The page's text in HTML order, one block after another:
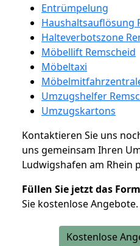
Entrümpelung
Haushaltsauflösung
Halteverbotszone
Möbellift Remscheid
Möbeltaxi
Umzugshelfer
Umzugskartons
Kontaktieren Sie uns
uns gemeinsam Ihren
Ludwigshafen am Rhein
Füllen Sie jetzt das
Sie kostenlose Angebote.
Kostenlose